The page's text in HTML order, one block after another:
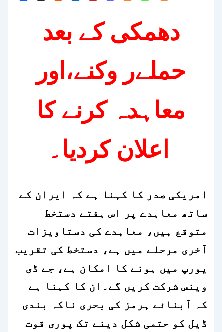
دھمکی کے بعد
حملےر وکنے،اور
معاہدہ کرنے کا
امریکی صدر کا کہنا ہے کہ ایران کے
ساتھ معاہدے پر اس ہفتے دستخط
متوقع ہیں، معاہدے کی دستاویزات
آخری مرحلے میں ہے، دستخط کی تقریب
یورپ میں ہونے کا امکان ہے، جے ڈی
وینس شرکت کریں گے۔ان کا کہنا ہے
کہ آبنائے ہرمز کی بحری ناکہ بندی
ڈیل کو حتمی شکل دینے تک پوری قوت